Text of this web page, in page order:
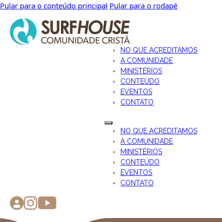
Pular para o conteúdo principal Pular para o rodapé
NO QUE ACREDITAMOS
A COMUNIDADE
MINISTÉRIOS
CONTEÚDO
EVENTOS
CONTATO
NO QUE ACREDITAMOS
A COMUNIDADE
MINISTÉRIOS
CONTEÚDO
EVENTOS
CONTATO